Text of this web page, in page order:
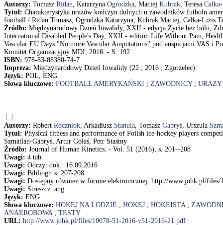
Autorzy: Tomasz Ridan, Katarzyna Ogrodzka, Maciej Kubrak, Teresa
Tytuł: Charakterystyka urazów kończyn dolnych u zawodników futbolu
football / Ridan Tomasz, Ogrodzka Katarzyna, Kubrak Maciej, Całka-Lizis
Źródło: Międzynarodowy Dzień Inwalidy, XXII - edycja Życie bez bólu,
International Disabled People's Day, XXII - edition Life Without Pain,
Vascular EU Days "No more Vascular Amputations" pod auspicjami VAS i
Komitet Organizacyjny MDI, 2016. - S. 192
ISBN: 978-83-88380-74-7
Impreza: Międzynarodowy Dzień Inwalidy (22 ; 2016 ; Zgorzelec)
Język: POL, ENG
Słowa kluczowe: FOOTBALL AMERYKAŃSKI ; ZAWODNICY; URAZY
Autorzy: Robert Roczniok, Arkadiusz Stanula, Tomasz Gabryś, Urszula
Tytuł: Physical fitness and performance of Polish ice-hockey players
Szmatlan-Gabryś, Artur Gołaś, Petr Stastny
Źródło: Journal of Human Kinetics. - Vol. 51 (2016), s. 201--208
Uwagi: 4 tab.
Uwagi: Odczyt dok.: 16.09.2016
Uwagi: Bibliogr. s. 207-208
Uwagi: Dostępny również w formie elektronicznej: http://www.johk.pl/files/
Uwagi: Streszcz. ang.
Język: ENG
Słowa kluczowe: HOKEJ NA LODZIE ; HOKEJ ; HOKEISTA;
ANAEROBOWA; TESTY
URL: http://www.johk.pl/files/10078-51-2016-v51-2016-21.pdf